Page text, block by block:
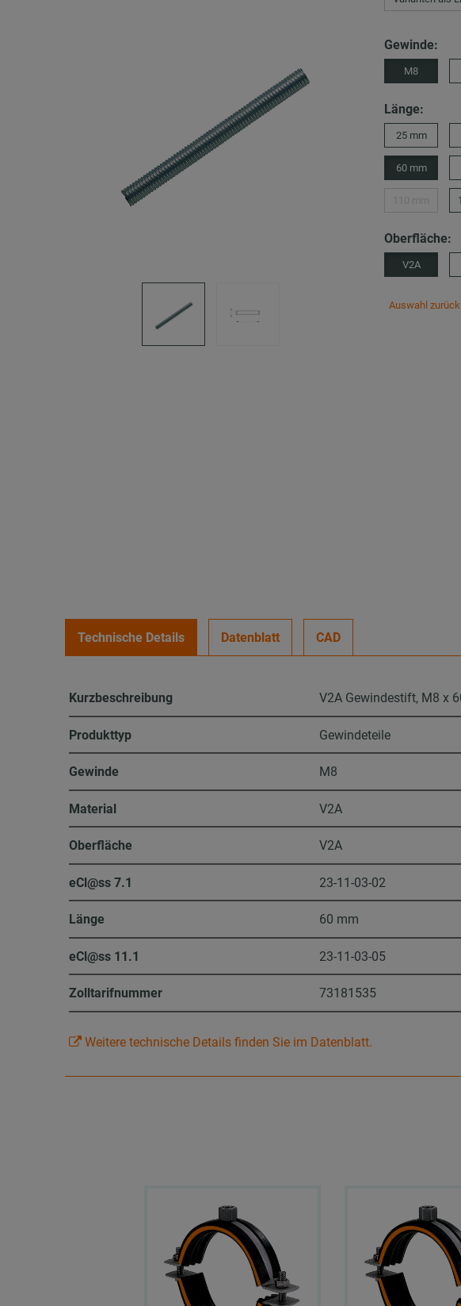
Gewinde:
M8
Länge:
25 mm
60 mm
Oberfläche:
V2A
Auswahl
Technische Details Datenblatt CAD
Kurzbeschreibung V2A Gewindestift, M8 x
Produkttyp Gewindeteile
Gewinde M8
Material V2A
Oberfläche V2A
eCl@ss 7.1 23-11-03-02
Länge 60 mm
eCl@ss 11.1 23-11-03-05
Zolltarifnummer 73181535
Weitere technische Details finden Sie im Datenblatt.